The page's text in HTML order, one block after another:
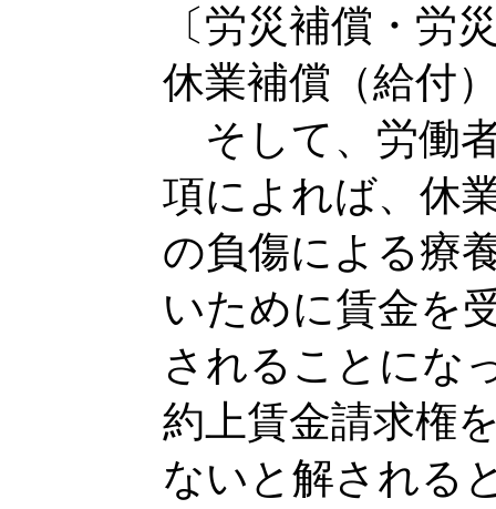
〔労災補償・労
休業補償（給付
そして、労働
項によれば、休
の負傷による療
いために賃金を
されることにな
約上賃金請求権
ないと解される